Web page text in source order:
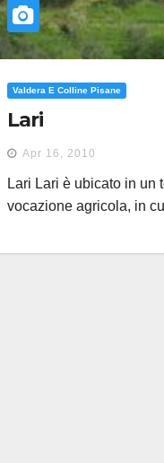
Valdera E Colline Pisane
Lari
Apr 16, 2010
Lari Lari è ubicato in un
vocazione agricola, in